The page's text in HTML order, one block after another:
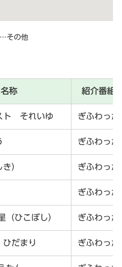
…その他
名称 紹介番組
ト それいゆ ぎふわっか
ぎふわっか
） ぎふわっか
ぎふわっか
（ひこぼし） ぎふわっか
だまり ぎふわっか